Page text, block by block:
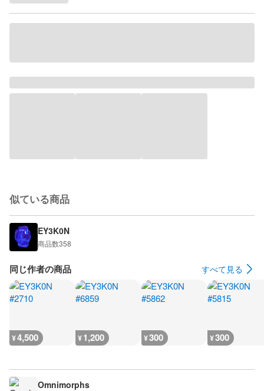
似ている商品
EY3K0N
商品数358
同じ作者の商品 すべて見る
¥4,500 ¥1,200 ¥300 ¥300
Omnimorphs